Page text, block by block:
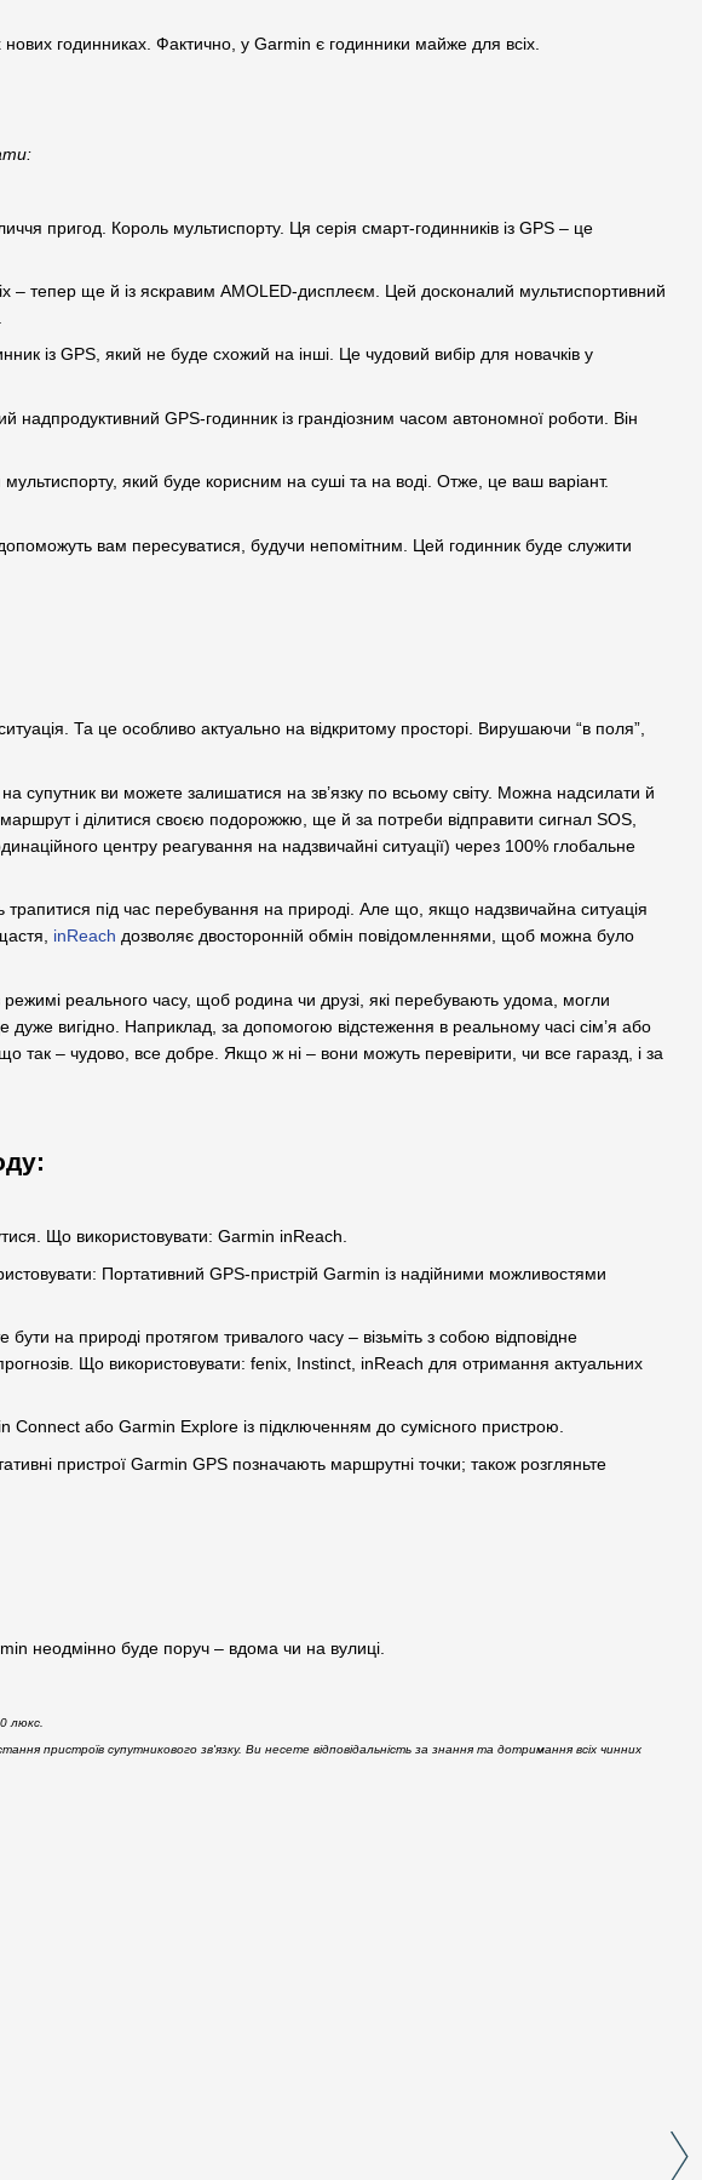
нових годинниках. Фактично, у Garmin є годинники майже для всіх.
пригод. Король мультиспорту. Ця серія смарт-годинників із GPS – це
тепер ще й із яскравим AMOLED-дисплеєм. Цей досконалий мультиспортивний
із GPS, який не буде схожий на інші. Це чудовий вибір для новачків у
надпродуктивний GPS-годинник із грандіозним часом автономної роботи. Він
який буде корисним на суші та на воді. Отже, це ваш варіант.
вам пересуватися, будучи непомітним. Цей годинник буде служити
Та це особливо актуально на відкритому просторі. Вирушаючи “в поля”,
на супутник ви можете залишатися на зв’язку по всьому світу. Можна надсилати й
і ділитися своєю подорожжю, ще й за потреби відправити сигнал SOS,
центру реагування на надзвичайні ситуації) через 100% глобальне
трапитися під час перебування на природі. Але що, якщо надзвичайна ситуація
inReach дозволяє двосторонній обмін повідомленнями, щоб можна було
реального часу, щоб родина чи друзі, які перебувають удома, могли
вигідно. Наприклад, за допомогою відстеження в реальному часі сім’я або
так – чудово, все добре. Якщо ж ні – вони можуть перевірити, чи все гаразд, і за
Що використовувати: Garmin inReach.
Портативний GPS-пристрій Garmin із надійними можливостями
на природі протягом тривалого часу – візьміть з собою відповідне
Що використовувати: fenix, Instinct, inReach для отримання актуальних
або Garmin Explore із підключенням до сумісного пристрою.
пристрої Garmin GPS позначають маршрутні точки; також розгляньте
неодмінно буде поруч – вдома чи на вулиці.
люкс.
пристроїв супутникового зв'язку. Ви несете відповідальність за знання та дотримання всіх чинних